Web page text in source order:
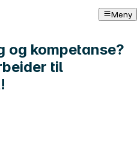
Meny
og kompetanse?
til